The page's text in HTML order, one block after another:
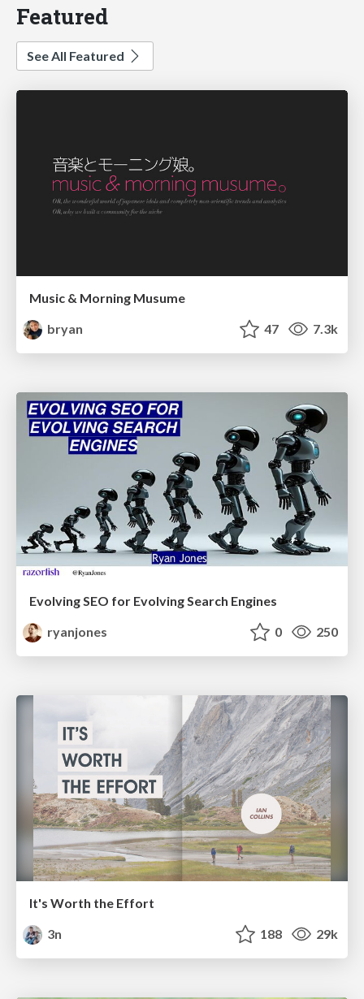
Featured
See All Featured
Music & Morning Musume
bryan
47 7.3k
Evolving SEO for Evolving Search Engines
ryanjones
0 250
It's Worth the Effort
3n
188 29k